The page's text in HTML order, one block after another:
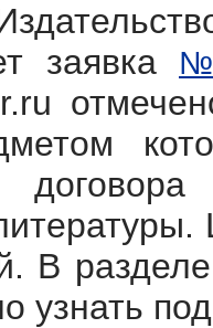
заявка
В
узнать